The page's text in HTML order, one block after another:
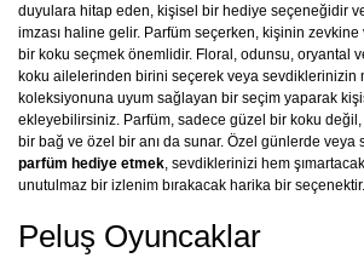
duyulara hitap eden, kişisel bir hediye seçeneğidir
imzası haline gelir. Parfüm seçerken, kişinin zevkine
bir koku seçmek önemlidir. Floral, odunsu, oryantal
koku ailelerinden birini seçerek veya sevdiklerinizin
koleksiyonuna uyum sağlayan bir seçim yaparak
ekleyebilirsiniz. Parfüm, sadece güzel bir koku
bir bağ ve özel bir anı da sunar. Özel günlerde veya
parfüm hediye etmek, sevdiklerinizi hem
unutulmaz bir izlenim bırakacak harika bir seçenektir.
Peluş Oyuncaklar